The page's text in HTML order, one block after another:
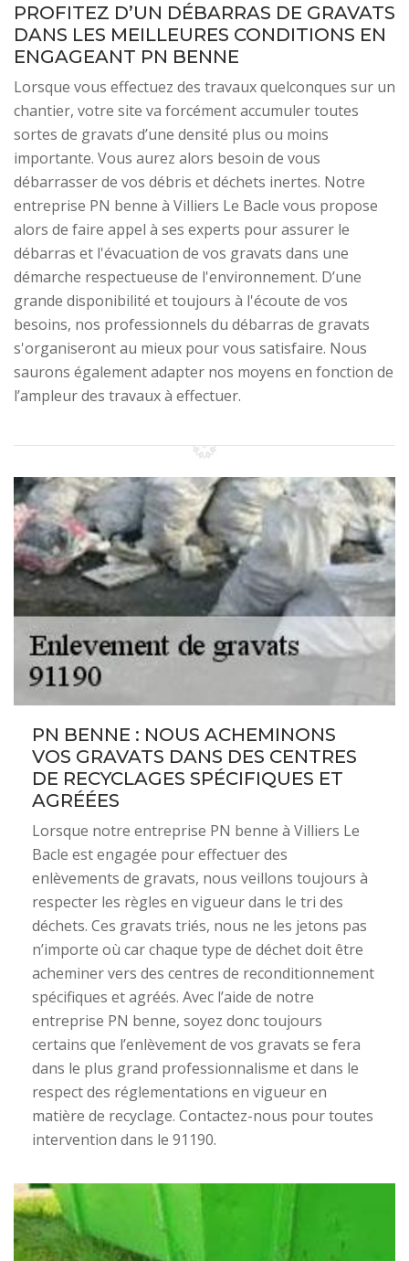
PROFITEZ D’UN DÉBARRAS DE GRAVATS
DANS LES MEILLEURES CONDITIONS EN
ENGAGEANT PN BENNE
Lorsque vous effectuez des travaux quelconques sur un
chantier, votre site va forcément accumuler toutes
sortes de gravats d’une densité plus ou moins
importante. Vous aurez alors besoin de vous
débarrasser de vos débris et déchets inertes. Notre
entreprise PN benne à Villiers Le Bacle vous propose
alors de faire appel à ses experts pour assurer le
débarras et l'évacuation de vos gravats dans une
démarche respectueuse de l'environnement. D’une
grande disponibilité et toujours à l'écoute de vos
besoins, nos professionnels du débarras de gravats
s'organiseront au mieux pour vous satisfaire. Nous
saurons également adapter nos moyens en fonction de
l’ampleur des travaux à effectuer.
PN BENNE : NOUS ACHEMINONS
VOS GRAVATS DANS DES CENTRES
DE RECYCLAGES SPÉCIFIQUES ET
AGRÉÉES
Lorsque notre entreprise PN benne à Villiers Le
Bacle est engagée pour effectuer des
enlèvements de gravats, nous veillons toujours à
respecter les règles en vigueur dans le tri des
déchets. Ces gravats triés, nous ne les jetons pas
n’importe où car chaque type de déchet doit être
acheminer vers des centres de reconditionnement
spécifiques et agréés. Avec l’aide de notre
entreprise PN benne, soyez donc toujours
certains que l’enlèvement de vos gravats se fera
dans le plus grand professionnalisme et dans le
respect des réglementations en vigueur en
matière de recyclage. Contactez-nous pour toutes
intervention dans le 91190.